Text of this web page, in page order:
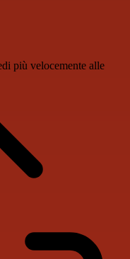
più velocemente alle